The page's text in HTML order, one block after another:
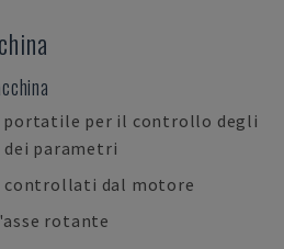
per il controllo degli
dei parametri
controllati dal motore
rotante